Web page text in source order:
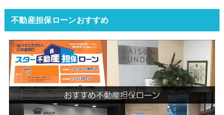
不動産担保ローンおすすめ